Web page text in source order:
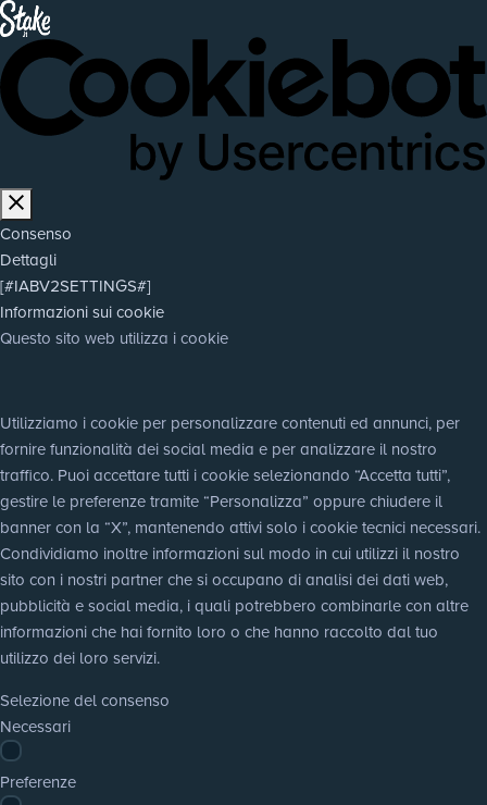
Consenso
Dettagli
[#IABV2SETTINGS#]
Informazioni sui cookie
Questo sito web utilizza i cookie
Utilizziamo i cookie per personalizzare contenuti ed annunci, per
fornire funzionalità dei social media e per analizzare il nostro
traffico. Puoi accettare tutti i cookie selezionando “Accetta tutti”,
gestire le preferenze tramite “Personalizza” oppure chiudere il
banner con la “X”, mantenendo attivi solo i cookie tecnici necessari.
Condividiamo inoltre informazioni sul modo in cui utilizzi il nostro
sito con i nostri partner che si occupano di analisi dei dati web,
pubblicità e social media, i quali potrebbero combinarle con altre
informazioni che hai fornito loro o che hanno raccolto dal tuo
utilizzo dei loro servizi.
Selezione del consenso
Necessari
Preferenze